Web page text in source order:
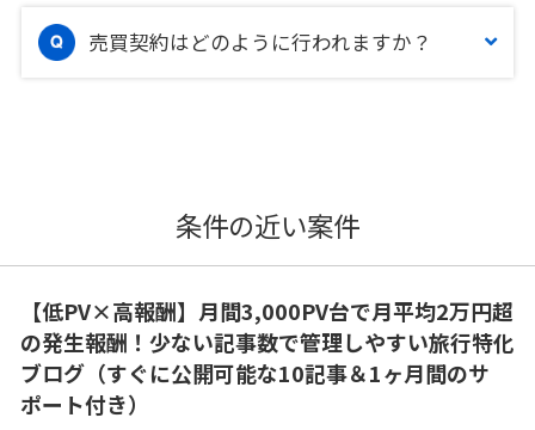
売買契約はどのように行われますか？
条件の近い案件
【低PV×高報酬】月間3,000PV台で月平均2万円超
の発生報酬！少ない記事数で管理しやすい旅行特化
ブログ（すぐに公開可能な10記事＆1ヶ月間のサ
ポート付き）